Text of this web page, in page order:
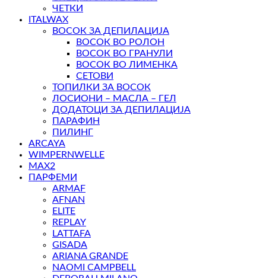
ЧЕТКИ
ITALWAX
ВОСОК ЗА ДЕПИЛАЦИЈА
ВОСОК ВО РОЛОН
ВОСОК ВО ГРАНУЛИ
ВОСОК ВО ЛИМЕНКА
СЕТОВИ
ТОПИЛКИ ЗА ВОСОК
ЛОСИОНИ – МАСЛА – ГЕЛ
ДОДАТОЦИ ЗА ДЕПИЛАЦИЈА
ПАРАФИН
ПИЛИНГ
ARCAYA
WIMPERNWELLE
MAX2
ПАРФЕМИ
ARMAF
AFNAN
ELITE
REPLAY
LATTAFA
GISADA
ARIANA GRANDE
NAOMI CAMPBELL